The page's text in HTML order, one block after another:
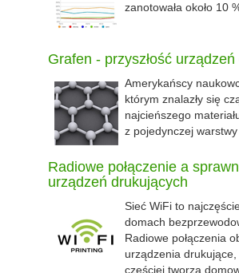
zanotowała około 10
Grafen - przyszłość
Amerykańscy
którym znalazły się
najcieńszego
z pojedynczej
Radiowe połączenie a
urządzeń drukujących
Sieć WiFi to
domach
Radiowe połączenia
urządzenia
częściej tworzą